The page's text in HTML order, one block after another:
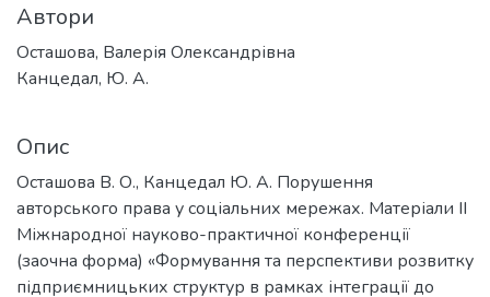
Автори
Осташова, Валерія Олександрівна
Канцедал, Ю. А.
Опис
Осташова В. О., Канцедал Ю. А. Порушення
авторського права у соціальних мережах. Матеріали ІІ
Міжнародної науково-практичної конференції
(заочна форма) «Формування та перспективи розвитку
підприємницьких структур в рамках інтеграції до